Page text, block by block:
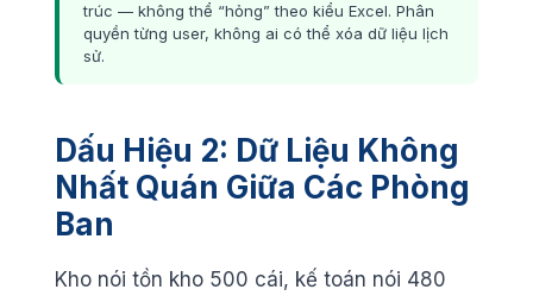
trúc — không thể “hỏng” theo kiểu Excel. Phân
quyền từng user, không ai có thể xóa dữ liệu lịch
sử.
Dấu Hiệu 2: Dữ Liệu Không
Nhất Quán Giữa Các Phòng
Ban
Kho nói tồn kho 500 cái, kế toán nói 480